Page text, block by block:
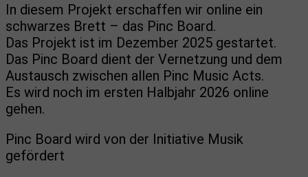
In diesem Projekt erschaffen wir online ein
schwarzes Brett – das Pinc Board.
Das Projekt ist im Dezember 2025 gestartet.
Das Pinc Board dient der Vernetzung und dem
Austausch zwischen allen Pinc Music Acts.
Es wird noch im ersten Halbjahr 2026 online
gehen.
Pinc Board wird von der Initiative Musik
gefördert